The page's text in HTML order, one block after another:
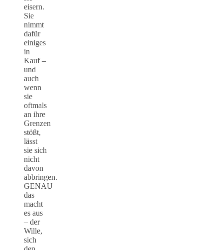
eisern.
Sie
nimmt
dafür
einiges
in
Kauf –
und
auch
wenn
sie
oftmals
an ihre
Grenzen
stößt,
lässt
sie sich
nicht
davon
abbringen.
GENAU
das
macht
es aus
– der
Wille,
sich